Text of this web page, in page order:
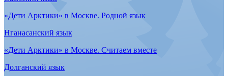
Children of the Arctic in Moscow
Dolgan language
Children of the Arctic in Moscow
Enets language